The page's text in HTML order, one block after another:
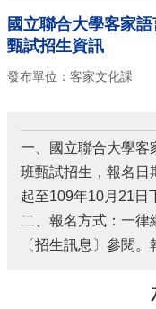
國立聯合大學客家
甄試招生資訊
發布單位：客家文化課
一、國立聯合大學客
班甄試招生，報名日
起至109年10月21日
二、報名方式：一
〔招生訊息〕參閱